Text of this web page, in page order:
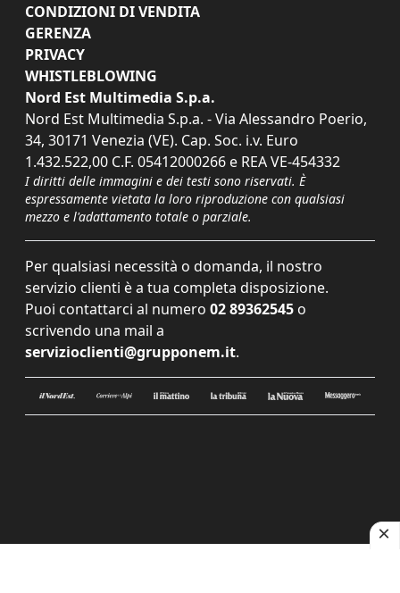
CONDIZIONI DI VENDITA
GERENZA
PRIVACY
WHISTLEBLOWING
Nord Est Multimedia S.p.a.
Nord Est Multimedia S.p.a. - Via Alessandro Poerio,
34, 30171 Venezia (VE). Cap. Soc. i.v. Euro
1.432.522,00 C.F. 05412000266 e REA VE-454332
I diritti delle immagini e dei testi sono riservati. È
espressamente vietata la loro riproduzione con qualsiasi
mezzo e l'adattamento totale o parziale.
Per qualsiasi necessità o domanda, il nostro
servizio clienti è a tua completa disposizione.
Puoi contattarci al numero 02 89362545 o
scrivendo una mail a
servizioclienti@grupponem.it.